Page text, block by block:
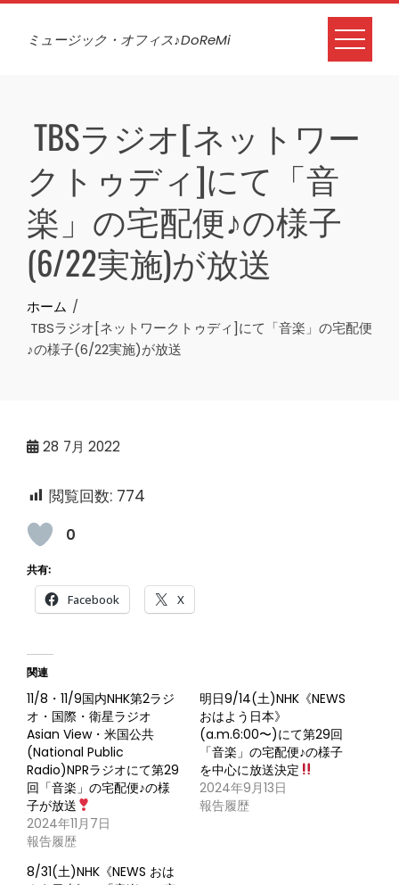
Skip
ミュージック・オフィス♪DoReMi
TBSラジオ[ネットワー
クトゥディ]にて「音
楽」の宅配便♪の様子
(6/22実施)が放送
ホーム
TBSラジオ[ネットワークトゥディ]にて「音楽」の宅配便
♪の様子(6/22実施)が放送
28 7月 2022
閲覧回数: 774
0
共有:
Facebook X
関連
11/8・11/9国内NHK第2ラジ
オ・国際・衛星ラジオ
Asian View・米国公共
(National Public
Radio)NPRラジオにて第29
回「音楽」の宅配便♪の様
子が放送
2024年11月7日
報告履歴
明日9/14(土)NHK《NEWS
おはよう日本》
(a.m.6:00〜)にて第29回
「音楽」の宅配便♪の様子
を中心に放送決定
2024年9月13日
報告履歴
8/31(土)NHK《NEWS おは